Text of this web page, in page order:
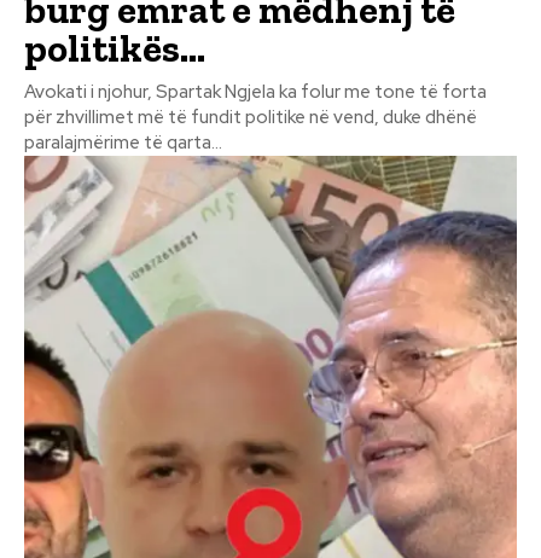
burg emrat e mëdhenj të
politikës…
Avokati i njohur, Spartak Ngjela ka folur me tone të forta
për zhvillimet më të fundit politike në vend, duke dhënë
paralajmërime të qarta...